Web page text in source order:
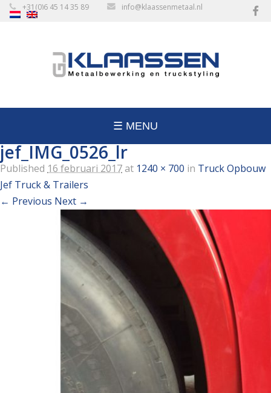
+31(0)6 45 14 35 89 info@klaassenmetaal.nl
☰ MENU
jef_IMG_0526_lr
Published 16 februari 2017at 1240 × 700 in Truck Opbouw
Jef Truck & Trailers
← Previous Next →